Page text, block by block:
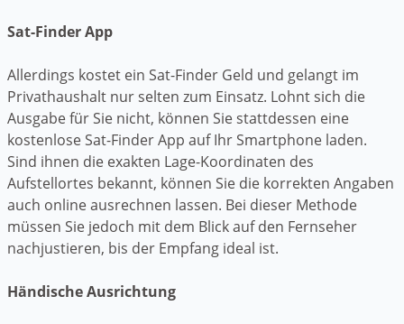
Sat-Finder App
Allerdings kostet ein Sat-Finder Geld und gelangt im
Privathaushalt nur selten zum Einsatz. Lohnt sich die
Ausgabe für Sie nicht, können Sie stattdessen eine
kostenlose Sat-Finder App auf Ihr Smartphone laden.
Sind ihnen die exakten Lage-Koordinaten des
Aufstellortes bekannt, können Sie die korrekten Angaben
auch online ausrechnen lassen. Bei dieser Methode
müssen Sie jedoch mit dem Blick auf den Fernseher
nachjustieren, bis der Empfang ideal ist.
Händische Ausrichtung